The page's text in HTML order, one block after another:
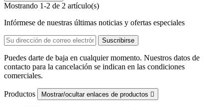
Mostrando 1-2 de 2 artículo(s)
Infórmese de nuestras últimas noticias y ofertas especiales
Puedes darte de baja en cualquier momento. Nuestros datos de
contacto para la cancelación se indican en las condiciones
comerciales.
Productos Mostrar/ocultar enlaces de productos 